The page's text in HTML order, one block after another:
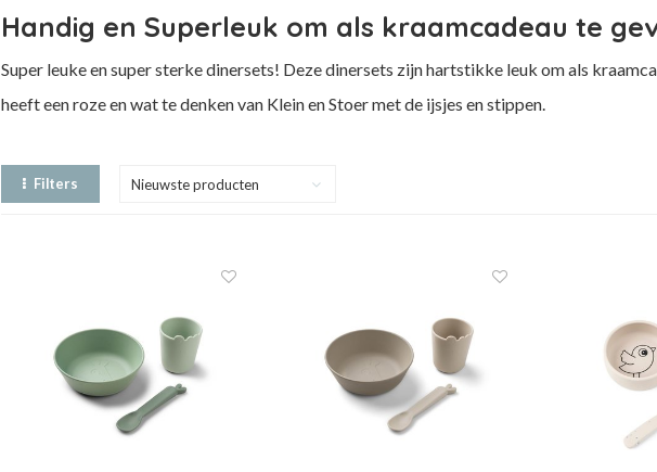
Handig en Superleuk om als kraamcadeau te
Super leuke en super sterke dinersets! Deze dinersets zijn hartstikke leuk om als
heeft een roze en wat te denken van Klein en Stoer met de ijsjes en stippen.
Filters Nieuwste producten